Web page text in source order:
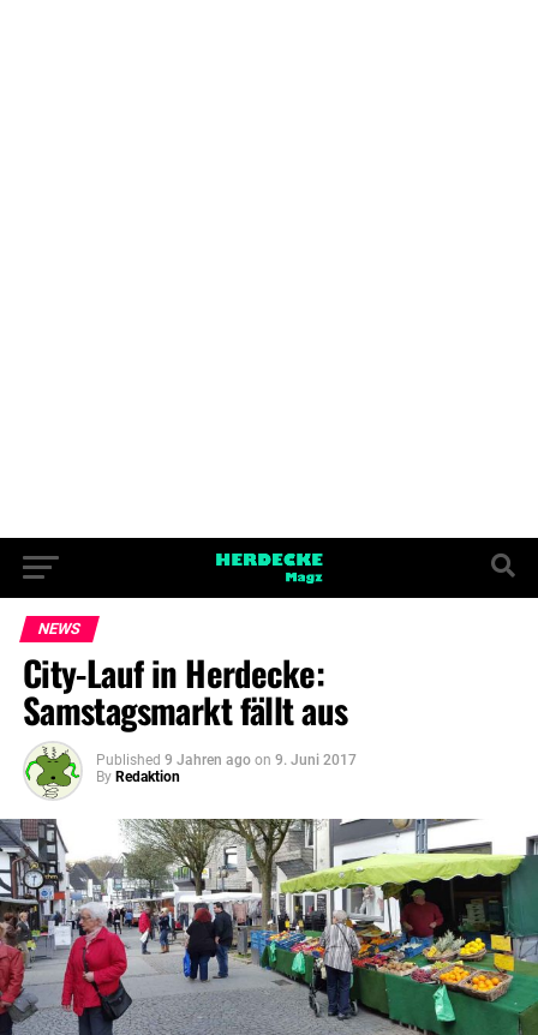
NEWS
City-Lauf in Herdecke:
Samstagsmarkt fällt aus
Published 9 Jahren ago on 9. Juni 2017
By Redaktion